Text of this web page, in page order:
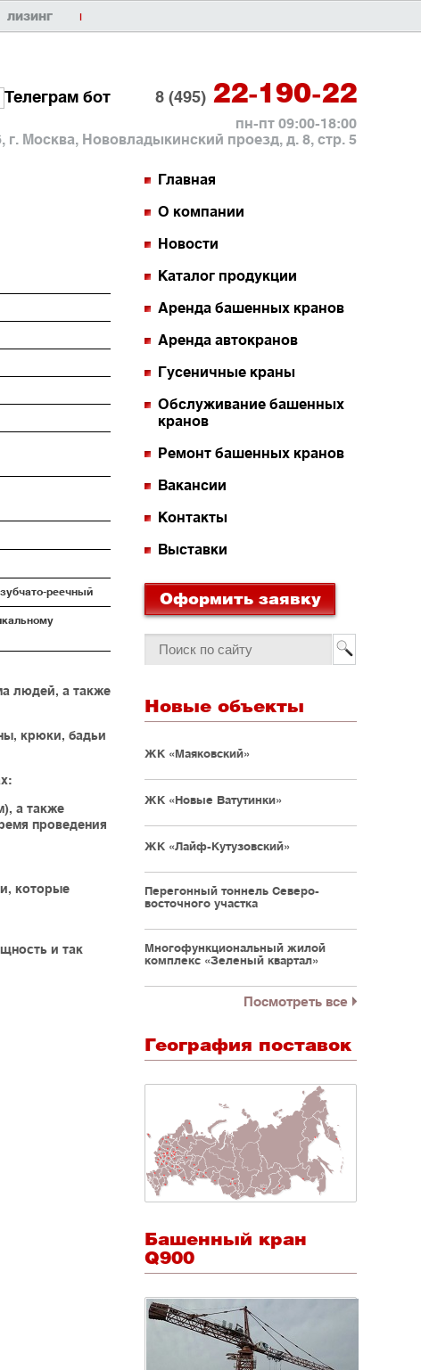
ЛИЗИНГ |
Телеграм бот 8 (495) 22-190-22
пн-пт 09:00-18:00
г. Москва, Нововладыкинский проезд, д. 8, стр. 5
реечный
людей, а также
крюки, бадьи
а также
проведения
которые
и так
Главная
О компании
Новости
Каталог продукции
Аренда башенных кранов
Аренда автокранов
Гусеничные краны
Обслуживание башенных
кранов
Ремонт башенных кранов
Вакансии
Контакты
Выставки
Оформить заявку
Новые объекты
ЖК «Маяковский»
ЖК «Новые Ватутинки»
ЖК «Лайф-Кутузовский»
Перегонный тоннель Северо-
восточного участка
Многофункциональный жилой
комплекс «Зеленый квартал»
Посмотреть все
География поставок
Башенный кран
Q900